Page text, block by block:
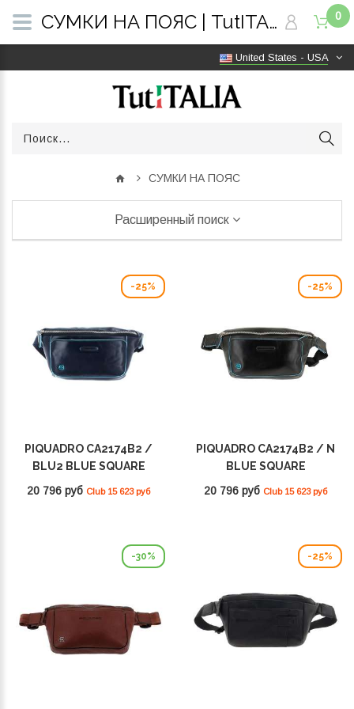
United States - USA
0
СУМКИ НА ПОЯС
Расширенный поиск
-25%
PIQUADRO CA2174B2 /
BLU2 BLUE SQUARE
20 796 руб Club 15 623 руб
-25%
PIQUADRO CA2174B2 / N
BLUE SQUARE
20 796 руб Club 15 623 руб
-30% -25%
СУМКИ НА ПОЯС | TutITALIA